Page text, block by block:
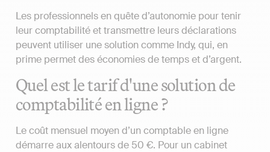
Les professionnels en quête d’autonomie pour tenir
leur comptabilité et transmettre leurs déclarations
peuvent utiliser une solution comme Indy, qui, en
prime permet des économies de temps et d’argent.
Quel est le tarif d'une solution de
comptabilité en ligne ?
Le coût mensuel moyen d’un comptable en ligne
démarre aux alentours de 50 €. Pour un cabinet